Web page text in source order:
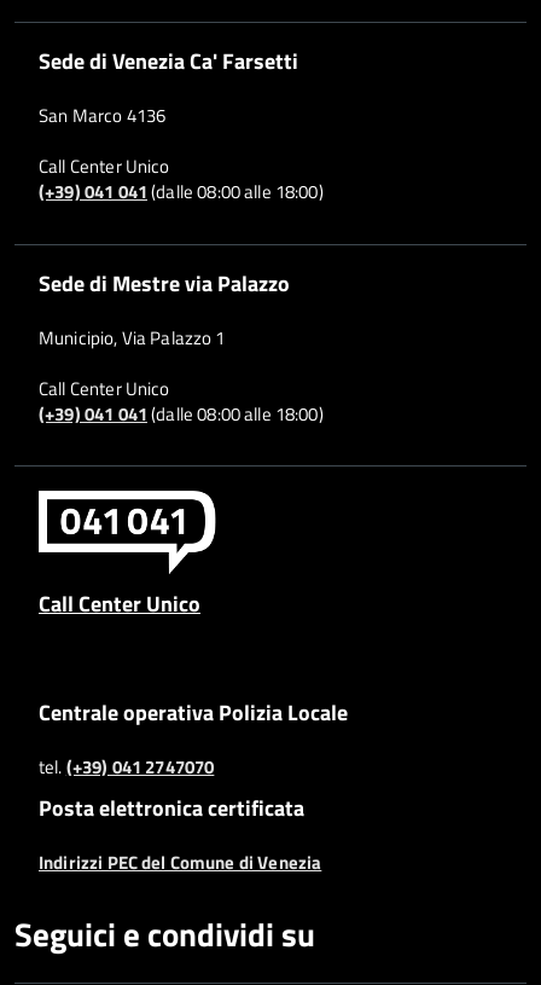
Sede di Venezia Ca' Farsetti
San Marco 4136
Call Center Unico
(+39) 041 041(dalle 08:00 alle 18:00)
Sede di Mestre via Palazzo
Municipio, Via Palazzo 1
Call Center Unico
(+39) 041 041(dalle 08:00 alle 18:00)
Call Center Unico
Centrale operativa Polizia Locale
tel.(+39) 041 2747070
Posta elettronica certificata
Indirizzi PEC del Comune di Venezia
Seguici e condividi su